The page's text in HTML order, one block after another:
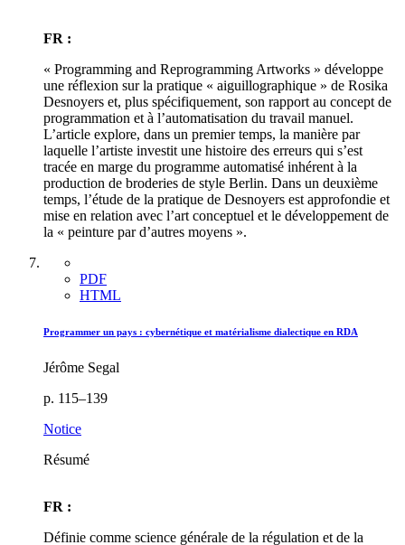
FR :
« Programming and Reprogramming Artworks » développe
une réflexion sur la pratique « aiguillographique » de Rosika
Desnoyers et, plus spécifiquement, son rapport au concept de
programmation et à l’automatisation du travail manuel.
L’article explore, dans un premier temps, la manière par
laquelle l’artiste investit une histoire des erreurs qui s’est
tracée en marge du programme automatisé inhérent à la
production de broderies de style Berlin. Dans un deuxième
temps, l’étude de la pratique de Desnoyers est approfondie et
mise en relation avec l’art conceptuel et le développement de
la « peinture par d’autres moyens ».
PDF
HTML
Programmer un pays : cybernétique et matérialisme dialectique en RDA
Jérôme Segal
p. 115–139
Notice
Résumé
FR :
Définie comme science générale de la régulation et de la